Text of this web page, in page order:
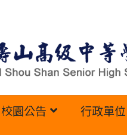
校園公告 行政單位